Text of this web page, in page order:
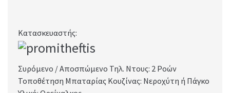
Κατασκευαστής:
Συρόμενο / Αποσπώμενο Τηλ. Ντους: 2 Ροών
Τοποθέτηση Μπαταρίας Κουζίνας: Νεροχύτη ή Πάγκο